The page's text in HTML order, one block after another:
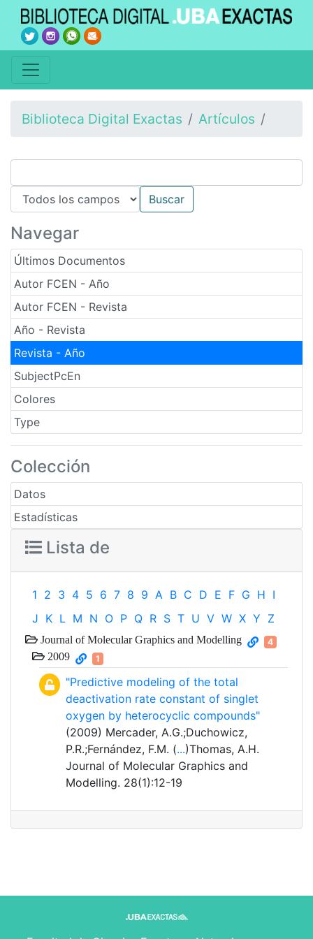
Biblioteca Digital Exactas Artículos
Navegar
Últimos Documentos
Autor FCEN - Año
Autor FCEN - Revista
Año - Revista
Revista - Año
SubjectPcEn
Colores
Type
Colección
Datos
Estadísticas
Lista de
1 2 3 4 5 6 7 8 9 A B C D E F G H I
J K L M N O P Q R S T U V W X Y Z
Journal of Molecular Graphics and Modelling 4
2009 1
"Predictive modeling of the total
deactivation rate constant of singlet
oxygen by heterocyclic compounds"
(2009) Mercader, A.G.;Duchowicz,
P.R.;Fernández, F.M. (...)Thomas, A.H.
Journal of Molecular Graphics and
Modelling. 28(1):12-19